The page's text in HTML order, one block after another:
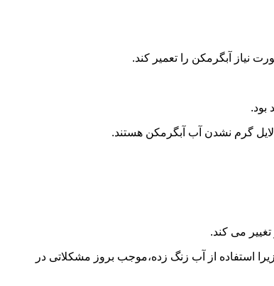
نیاز آبگرمکن را تعمیر کند.
بود.
گرم نشدن آب آبگرمکن هستند.
می کند.
استفاده از آب زنگ زده،موجب بروز مشکلاتی در